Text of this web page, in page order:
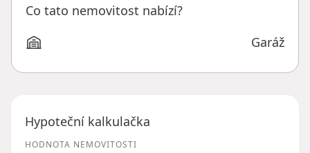
Co tato nemovitost nabízí?
Garáž
Hypoteční kalkulačka
HODNOTA NEMOVITOSTI